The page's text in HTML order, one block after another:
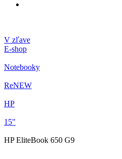
V zľave
E-shop
Notebooky
ReNEW
HP
15"
HP EliteBook 650 G9